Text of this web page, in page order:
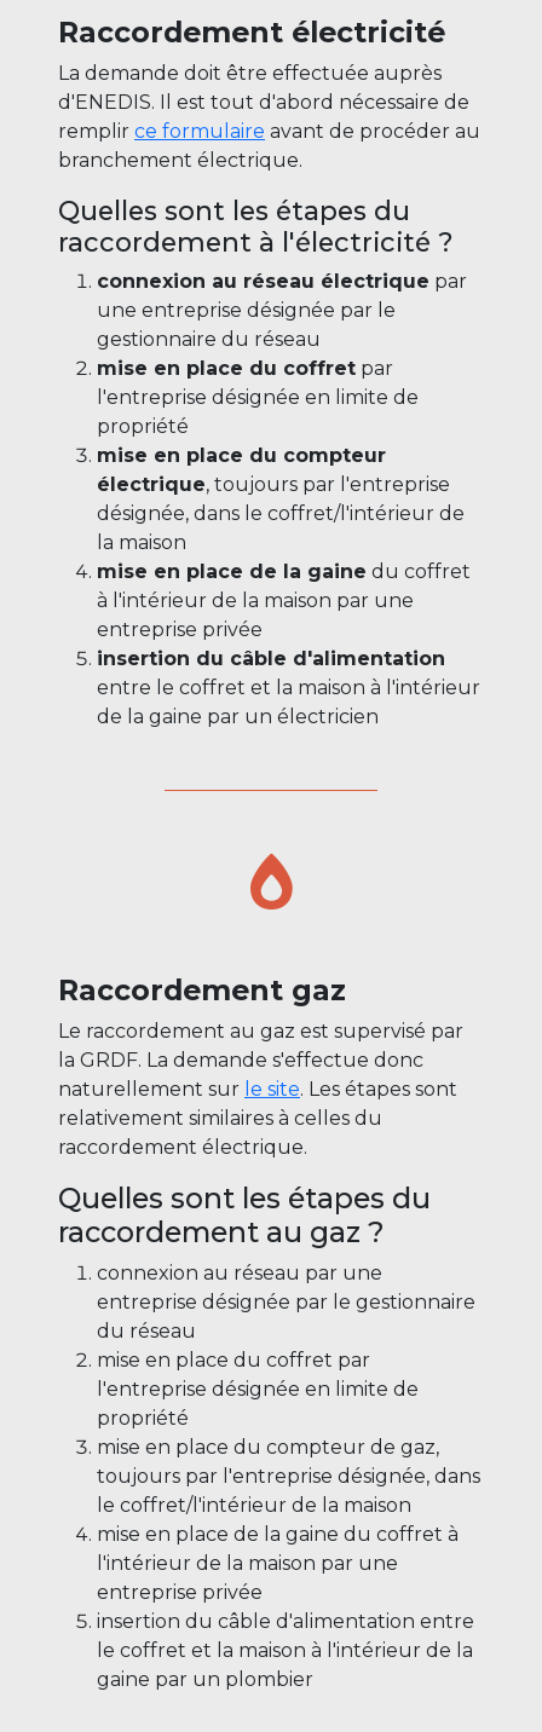
Raccordement électricité
La demande doit être effectuée auprès
d'ENEDIS. Il est tout d'abord nécessaire de
remplir ce formulaire avant de procéder au
branchement électrique.
Quelles sont les étapes du
raccordement à l'électricité ?
connexion au réseau électrique par
une entreprise désignée par le
gestionnaire du réseau
mise en place du coffret par
l'entreprise désignée en limite de
propriété
mise en place du compteur
électrique, toujours par l'entreprise
désignée, dans le coffret/l'intérieur de
la maison
mise en place de la gaine du coffret
à l'intérieur de la maison par une
entreprise privée
insertion du câble d'alimentation
entre le coffret et la maison à l'intérieur
de la gaine par un électricien
Raccordement gaz
Le raccordement au gaz est supervisé par
la GRDF. La demande s'effectue donc
naturellement sur le site. Les étapes sont
relativement similaires à celles du
raccordement électrique.
Quelles sont les étapes du
raccordement au gaz ?
connexion au réseau par une
entreprise désignée par le gestionnaire
du réseau
mise en place du coffret par
l'entreprise désignée en limite de
propriété
mise en place du compteur de gaz,
toujours par l'entreprise désignée, dans
le coffret/l'intérieur de la maison
mise en place de la gaine du coffret à
l'intérieur de la maison par une
entreprise privée
insertion du câble d'alimentation entre
le coffret et la maison à l'intérieur de la
gaine par un plombier